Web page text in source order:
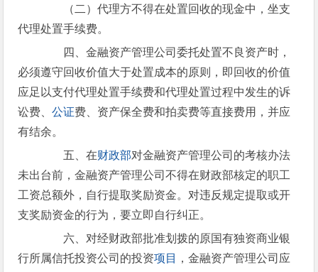
（二）代理方不得在处置回收的现金中，坐支
代理处置手续费。
四、金融资产管理公司委托处置不良资产时，
必须遵守回收价值大于处置成本的原则，即回收的价值
应足以支付代理处置手续费和代理处置过程中发生的诉
讼费、公证费、资产保全费和拍卖费等直接费用，并应
有结余。
五、在财政部对金融资产管理公司的考核办法
未出台前，金融资产管理公司不得在财政部核定的职工
工资总额外，自行提取奖励资金。对违反规定提取或开
支奖励资金的行为，要立即自行纠正。
六、对经财政部批准划拨的原国有独资商业银
行所属信托投资公司的投资项目
，金融资产管理公司应